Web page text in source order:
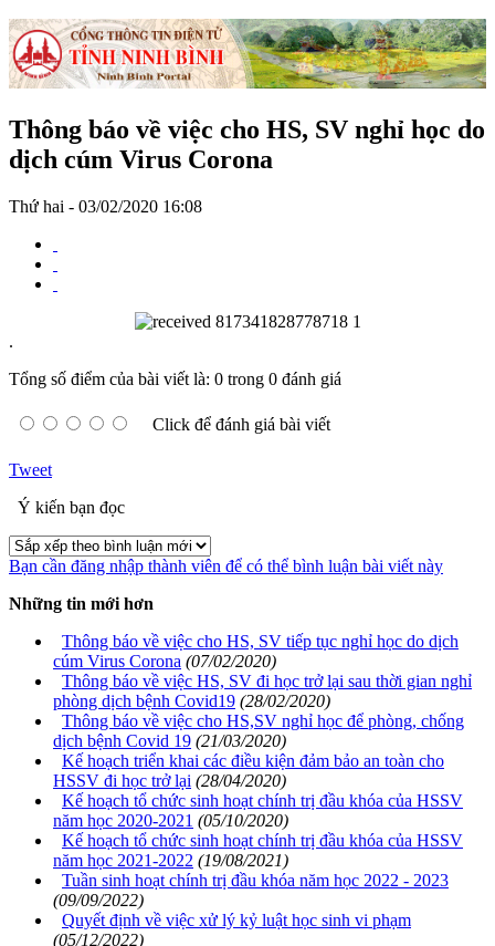
Thông báo về việc cho HS, SV nghỉ học do
dịch cúm Virus Corona
Thứ hai - 03/02/2020 16:08
.
Tổng số điểm của bài viết là: 0 trong 0 đánh giá
Click để đánh giá bài viết
Tweet
Ý kiến bạn đọc
Bạn cần đăng nhập thành viên để có thể bình luận bài viết này
Những tin mới hơn
Thông báo về việc cho HS, SV tiếp tục nghỉ học do dịch
cúm Virus Corona (07/02/2020)
Thông báo về việc HS, SV đi học trở lại sau thời gian nghỉ
phòng dịch bệnh Covid19 (28/02/2020)
Thông báo về việc cho HS,SV nghỉ học để phòng, chống
dịch bệnh Covid 19 (21/03/2020)
Kế hoạch triển khai các điều kiện đảm bảo an toàn cho
HSSV đi học trở lại (28/04/2020)
Kế hoạch tổ chức sinh hoạt chính trị đầu khóa của HSSV
năm học 2020-2021 (05/10/2020)
Kế hoạch tổ chức sinh hoạt chính trị đầu khóa của HSSV
năm học 2021-2022 (19/08/2021)
Tuần sinh hoạt chính trị đầu khóa năm học 2022 - 2023
(09/09/2022)
Quyết định về việc xử lý kỷ luật học sinh vi phạm
(05/12/2022)